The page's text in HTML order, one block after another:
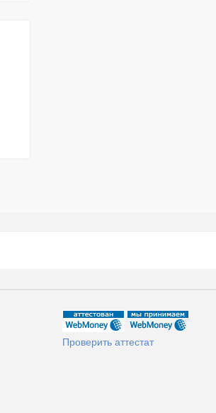
Проверить аттестат